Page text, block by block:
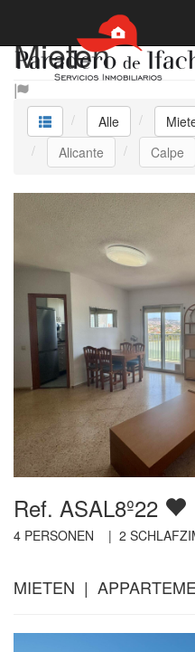
Mieten
Alle
Alicante
Calpe
Ref. ASAL8º22
4 PERSONEN | 2
MIETEN |